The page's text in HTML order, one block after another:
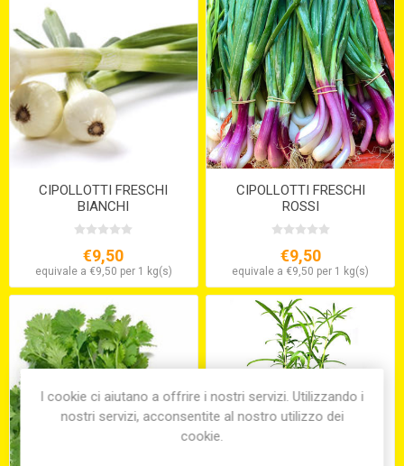
CIPOLLOTTI FRESCHI
BIANCHI
€9,50
equivale a €9,50 per 1 kg(s)
CIPOLLOTTI FRESCHI
ROSSI
€9,50
equivale a €9,50 per 1 kg(s)
I cookie ci aiutano a offrire i nostri servizi. Utilizzando i
nostri servizi, acconsentite al nostro utilizzo dei
cookie.